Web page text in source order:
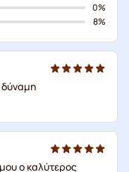
0%
8%
δύναμη
ο καλύτερος